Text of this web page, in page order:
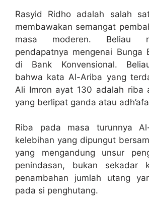
Rasyid Ridho adalah salah
membawakan semangat
masa moderen. Beliau
pendapatnya mengenai Bunga
di Bank Konvensional.
bahwa kata Al-Ariba yang
Ali Imron ayat 130 adalah riba
yang berlipat ganda atau
Riba pada masa turunnya
kelebihan yang dipungut
yang mengandung unsur
penindasan, bukan sekadar
penambahan jumlah utang
pada si penghutang.